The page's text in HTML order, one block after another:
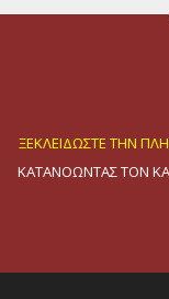
Νέα καινοτόμα
ΞΕΚΛΕΙΔΩΣΤΕ ΤΗΝ
ΚΑΤΑΝΟΩΝΤΑΣ ΤΟΝ